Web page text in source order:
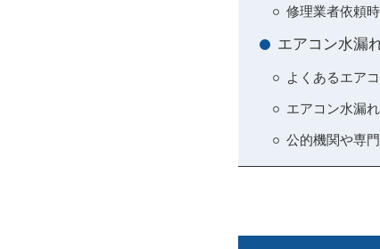
修理業者依頼
エアコン水漏
よくあるエア
エアコン水漏
公的機関や専